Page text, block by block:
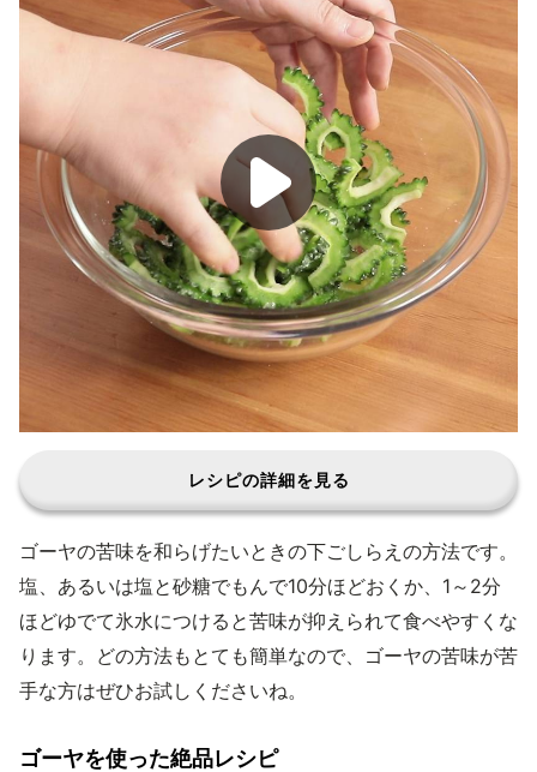
レシピの詳細を見る
ゴーヤの苦味を和らげたいときの下ごしらえの方法です。
塩、あるいは塩と砂糖でもんで10分ほどおくか、1～2分
ほどゆでて氷水につけると苦味が抑えられて食べやすくな
ります。どの方法もとても簡単なので、ゴーヤの苦味が苦
手な方はぜひお試しくださいね。
ゴーヤを使った絶品レシピ